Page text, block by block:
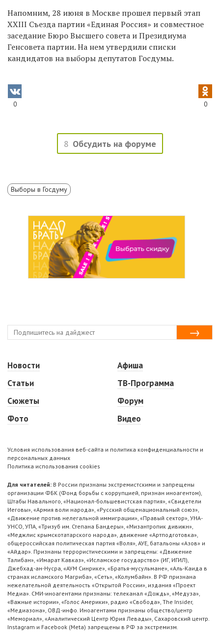
Напомним, 28 июня в Москве прошел первый этап
XXIII Съезда партии «Единая Россия» и совместное
заседание Бюро Высшего совета и Президиума
Генсовета партии. На нем утвердили списки
кандидатов на выборы депутатов Госдумы.
0 0
8 Обсудить на форуме
Выборы в Госдуму
Новости
Статьи
Сюжеты
Фото
Афиша
ТВ-Программа
Форум
Видео
Условия использования веб-сайта и политика конфиденциальности и
персональных данных
Политика использования cookies
Для читателей: В России признаны экстремистскими и запрещены
организации ФБК (Фонд борьбы с коррупцией, признан иноагентом),
Штабы Навального, «Национал-большевистская партия», «Свидетели
Иеговы», «Армия воли народа», «Русский общенациональный союз»,
«Движение против нелегальной иммиграции», «Правый сектор», УНА-
УНСО, УПА, «Тризуб им. Степана Бандеры», «Мизантропик дивижн»,
«Меджлис крымскотатарского народа», движение «Артподготовка»,
общероссийская политическая партия «Воля», АУЕ, батальоны «Азов» и
«Айдар». Признаны террористическими и запрещены: «Движение
Талибан», «Имарат Кавказ», «Исламское государство» (ИГ, ИГИЛ),
Джебхад-ан-Нусра, «АУМ Синрике», «Братья-мусульмане», «Аль-Каида в
странах исламского Магриба», «Сеть», «Колумбайн». В РФ признана
нежелательной деятельность «Открытой России», издания «Проект
Медиа». СМИ-иноагентами признаны: телеканал «Дождь», «Медуза»,
«Важные истории», «Голос Америки», радио «Свобода», The Insider,
«Медиазона», ОВД-инфо. Иноагентами признаны общество/центр
«Мемориал», «Аналитический Центр Юрия Левады», Сахаровский центр.
Instagram и Facebook (Metа) запрещены в РФ за экстремизм.